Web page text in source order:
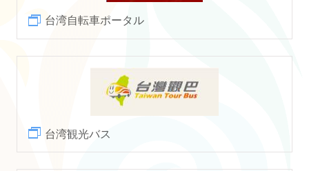
台湾自転車ポータル
台湾観光バス